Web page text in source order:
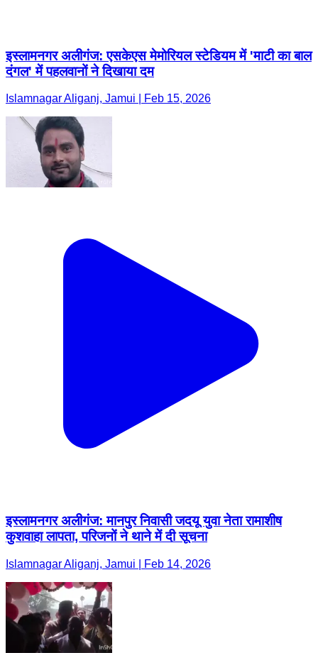
इस्लामनगर अलीगंज: एसकेएस मेमोरियल स्टेडियम में 'माटी का बाल
दंगल' में पहलवानों ने दिखाया दम
Islamnagar Aliganj, Jamui | Feb 15, 2026
इस्लामनगर अलीगंज: मानपुर निवासी जदयू युवा नेता रामाशीष
कुशवाहा लापता, परिजनों ने थाने में दी सूचना
Islamnagar Aliganj, Jamui | Feb 14, 2026